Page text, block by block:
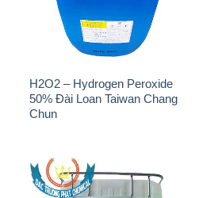
H2O2 – Hydrogen Peroxide
50% Đài Loan Taiwan Chang
Chun